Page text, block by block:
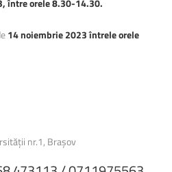
14 noiembrie 2023 întrele orele
nr.1, Brașov